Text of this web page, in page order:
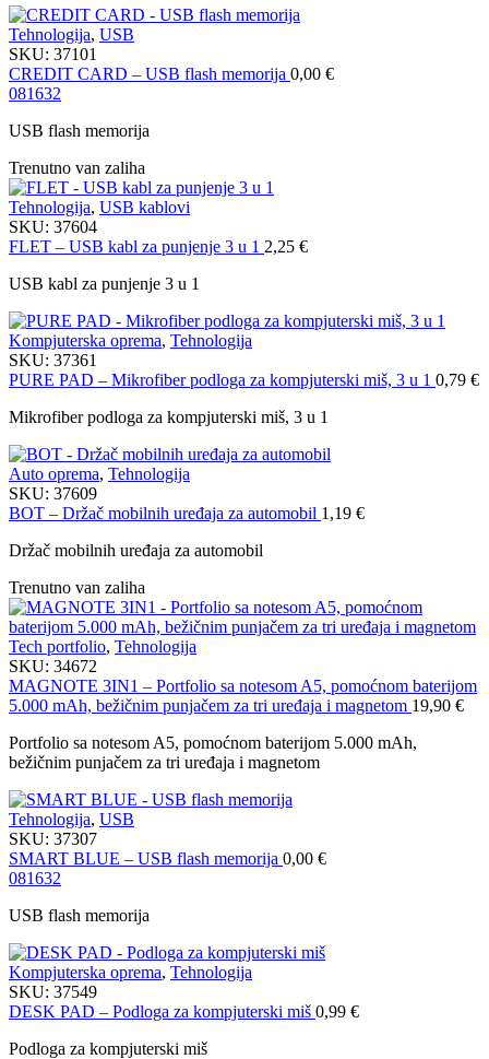
Tehnologija, USB
SKU: 37101
CREDIT CARD – USB flash memorija 0,00 €
081632
USB flash memorija
Trenutno van zaliha
Tehnologija, USB kablovi
SKU: 37604
FLET – USB kabl za punjenje 3 u 1 2,25 €
USB kabl za punjenje 3 u 1
Kompjuterska oprema, Tehnologija
SKU: 37361
PURE PAD – Mikrofiber podloga za kompjuterski miš, 3 u 1 0,79 €
Mikrofiber podloga za kompjuterski miš, 3 u 1
Auto oprema, Tehnologija
SKU: 37609
BOT – Držač mobilnih uređaja za automobil 1,19 €
Držač mobilnih uređaja za automobil
Trenutno van zaliha
Tech portfolio, Tehnologija
SKU: 34672
MAGNOTE 3IN1 – Portfolio sa notesom A5, pomoćnom baterijom
5.000 mAh, bežičnim punjačem za tri uređaja i magnetom 19,90 €
Portfolio sa notesom A5, pomoćnom baterijom 5.000 mAh,
bežičnim punjačem za tri uređaja i magnetom
Tehnologija, USB
SKU: 37307
SMART BLUE – USB flash memorija 0,00 €
081632
USB flash memorija
Kompjuterska oprema, Tehnologija
SKU: 37549
DESK PAD – Podloga za kompjuterski miš 0,99 €
Podloga za kompjuterski miš